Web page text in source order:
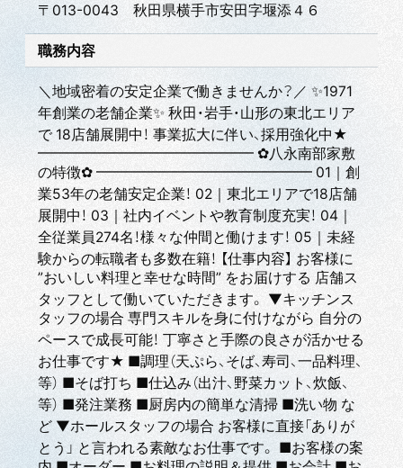
〒013-0043 秋田県横手市安田字堰添４６
職務内容
＼地域密着の安定企業で働きませんか？／ ✨1971
年創業の老舗企業✨ 秋田・岩手・山形の東北エリア
で 18店舗展開中！ 事業拡大に伴い、採用強化中★
━━━━━━━━━━━━━━━ ✿八永南部家敷
の特徴✿ ━━━━━━━━━━━━━━━ 01｜創
業53年の老舗安定企業！ 02｜東北エリアで18店舗
展開中！ 03｜社内イベントや教育制度充実！ 04｜
全従業員274名！様々な仲間と働けます！ 05｜未経
験からの転職者も多数在籍！ 【仕事内容】 お客様に
”おいしい料理と幸せな時間” をお届けする 店舗ス
タッフとして働いていただきます。 ▼キッチンス
タッフの場合 専門スキルを身に付けながら 自分の
ペースで成長可能！ 丁寧さと手際の良さが活かせる
お仕事です★ ■調理（天ぷら、そば、寿司、一品料理、
等） ■そば打ち ■仕込み（出汁、野菜カット、炊飯、
等） ■発注業務 ■厨房内の簡単な清掃 ■洗い物 な
ど ▼ホールスタッフの場合 お客様に直接「ありが
とう」 と言われる素敵なお仕事です。 ■お客様の案